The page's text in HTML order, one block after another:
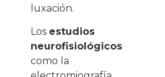
luxación.
Los estudios
neurofisiológicos
como la